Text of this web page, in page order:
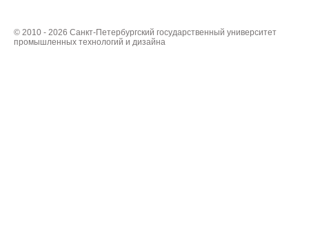
© 2010 - 2026 Санкт-Петербургский государственный университет
промышленных технологий и дизайна